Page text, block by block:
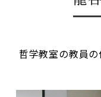
哲学教室の教員の